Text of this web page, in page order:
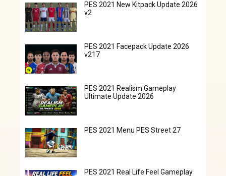
PES 2021 New Kitpack Update 2026
v2
PES 2021 Facepack Update 2026
v217
PES 2021 Realism Gameplay
Ultimate Update 2026
PES 2021 Menu PES Street 27
PES 2021 Real Life Feel Gameplay